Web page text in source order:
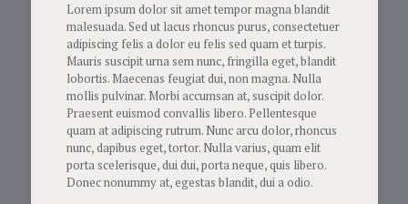
Lorem ipsum dolor sit amet tempor magna blandit
malesuada. Sed ut lacus rhoncus purus, consectetuer
adipiscing felis a dolor eu felis sed quam et turpis.
Mauris suscipit urna sem nunc, fringilla eget, blandit
lobortis. Maecenas feugiat dui, non magna. Nulla
mollis pulvinar. Morbi accumsan at, suscipit dolor.
Praesent euismod convallis libero. Pellentesque
quam at adipiscing rutrum. Nunc arcu dolor, rhoncus
nunc, dapibus eget, tortor. Nulla varius, quam elit
porta scelerisque, dui dui, porta neque, quis libero.
Donec nonummy at, egestas blandit, dui a odio.